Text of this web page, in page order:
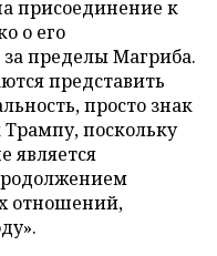
присоединение к
о его
пределы Магриба.
представить
просто знак
поскольку
является
отношений,